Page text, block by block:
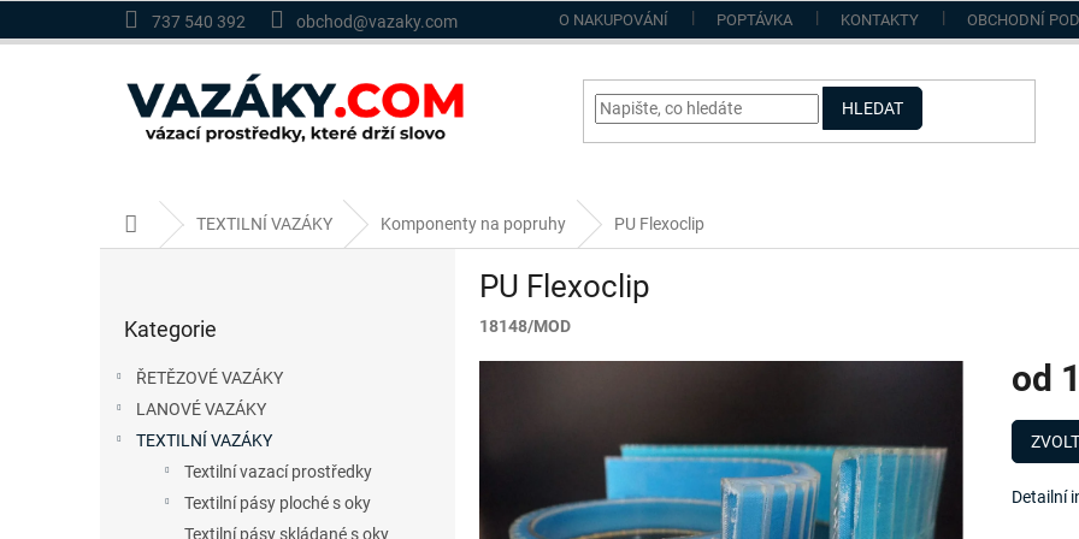
737 540 392 obchod@vazaky.com O NAKUPOVÁNÍ POPTÁVKA KONTAKTY OBCHODNÍ
HLEDAT
Domů TEXTILNÍ VAZÁKY Komponenty na popruhy PU Flexoclip
kategorie
Kategorie
ŘETĚZOVÉ VAZÁKY
LANOVÉ VAZÁKY
TEXTILNÍ VAZÁKY
Textilní vazací prostředky
Textilní pásy ploché s oky
Textilní pásy skládané s oky
PU Flexoclip
18148/MOD
od
Měrná
cena:
Detailní